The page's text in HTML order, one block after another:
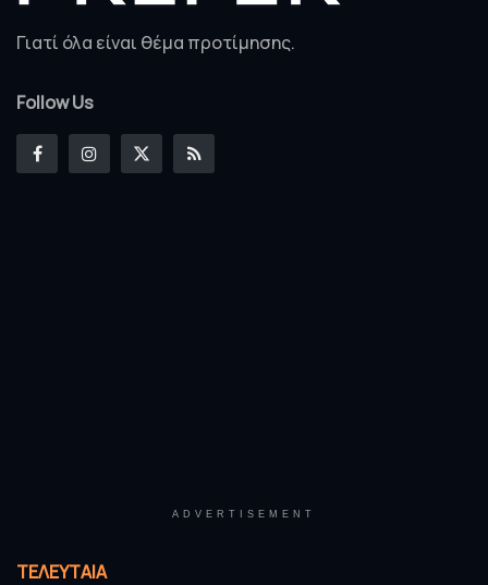
Γιατί όλα είναι θέμα προτίμησης.
Follow Us
ADVERTISEMENT
ΤΕΛΕΥΤΑΊΑ